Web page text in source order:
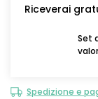
Riceverai
Set
Spedizione e